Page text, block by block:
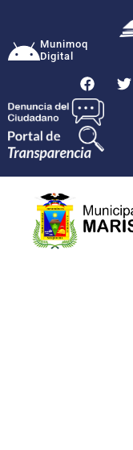
Munimoq
Digital